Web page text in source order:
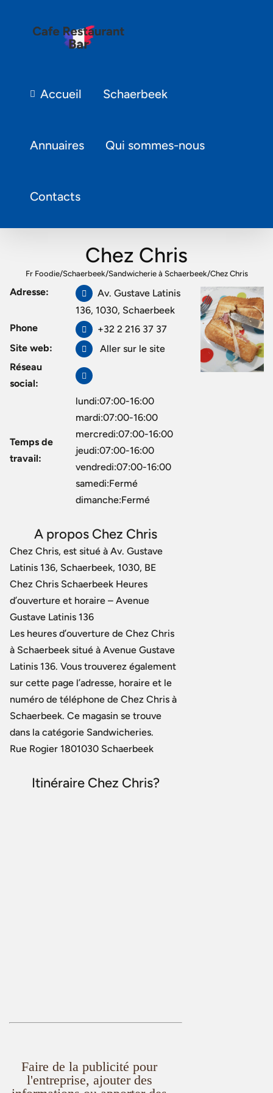
Accueil Schaerbeek
Annuaires Qui sommes-nous
Contacts
Chez Chris
Fr Foodie/Schaerbeek/Sandwicherie à Schaerbeek/Chez Chris
Adresse:
Av. Gustave Latinis
136, 1030, Schaerbeek
Phone
+32 2 216 37 37
Site web:
Aller sur le site
Réseau
social:
Temps de
travail:
lundi:07:00-16:00
mardi:07:00-16:00
mercredi:07:00-16:00
jeudi:07:00-16:00
vendredi:07:00-16:00
samedi:Fermé
dimanche:Fermé
A propos Chez Chris
Chez Chris, est situé à Av. Gustave
Latinis 136, Schaerbeek, 1030, BE
Chez Chris Schaerbeek Heures
d’ouverture et horaire – Avenue
Gustave Latinis 136
Les heures d’ouverture de Chez Chris
à Schaerbeek situé à Avenue Gustave
Latinis 136. Vous trouverez également
sur cette page l’adresse, horaire et le
numéro de téléphone de Chez Chris à
Schaerbeek. Ce magasin se trouve
dans la catégorie Sandwicheries.
Rue Rogier 1801030 Schaerbeek
Itinéraire Chez Chris?
Faire de la publicité pour
l'entreprise, ajouter des